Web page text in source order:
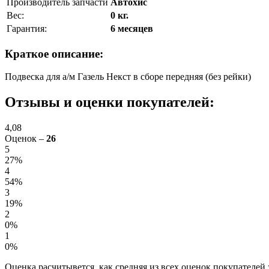
Вес:
0 кг.
Гарантия:
6 месяцев
Краткое описание:
Подвеска для а/м Газель Некст в сборе передняя (без рейки)
Отзывы и оценки покупателей:
4,08
Оценок – 26
5
27%
4
54%
3
19%
2
0%
1
0%
Оценка расчитывется, как средняя из всех оценок покупателей